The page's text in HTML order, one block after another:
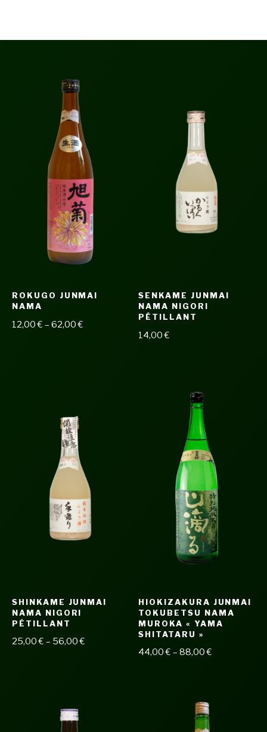
ROKUGO JUNMAI
NAMA
12,00€ – 62,00€
SENKAME JUNMAI
NAMA NIGORI
PÉTILLANT
14,00€
SHINKAME JUNMAI
NAMA NIGORI
PÉTILLANT
25,00€ – 56,00€
HIOKIZAKURA JUNMAI
TOKUBETSU NAMA
MUROKA « YAMA
SHITATARU »
44,00€ –88,00€